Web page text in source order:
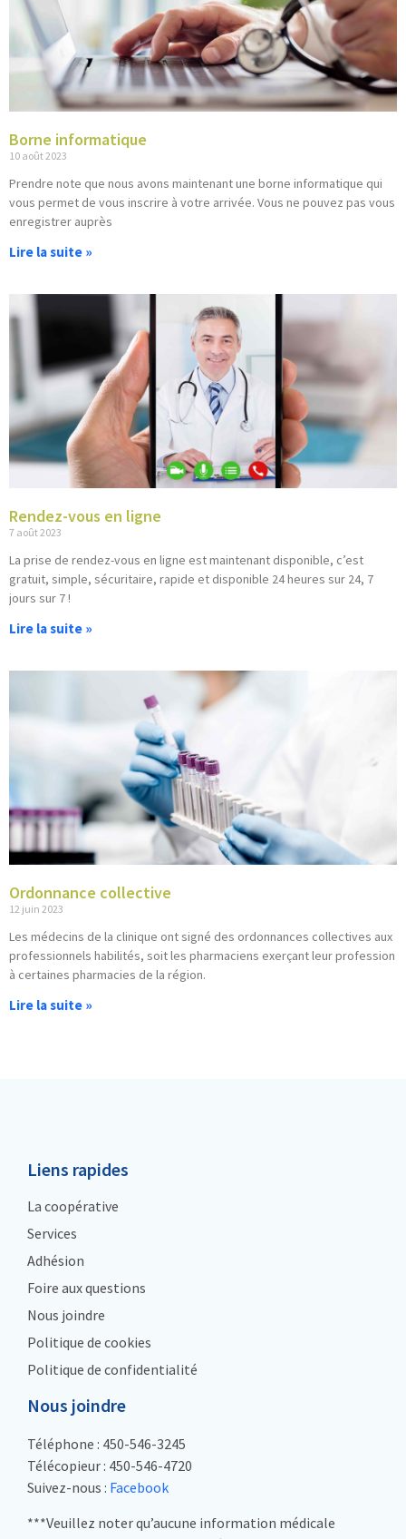
Borne informatique
10 août 2023
Prendre note que nous avons maintenant une borne informatique qui
vous permet de vous inscrire à votre arrivée. Vous ne pouvez pas vous
enregistrer auprès
Lire la suite »
Rendez-vous en ligne
7 août 2023
La prise de rendez-vous en ligne est maintenant disponible, c’est
gratuit, simple, sécuritaire, rapide et disponible 24 heures sur 24, 7
jours sur 7 !
Lire la suite »
Ordonnance collective
12 juin 2023
Les médecins de la clinique ont signé des ordonnances collectives aux
professionnels habilités, soit les pharmaciens exerçant leur profession
à certaines pharmacies de la région.
Lire la suite »
Liens rapides
La coopérative
Services
Adhésion
Foire aux questions
Nous joindre
Politique de cookies
Politique de confidentialité
Nous joindre
Téléphone : 450-546-3245
Télécopieur : 450-546-4720
Suivez-nous : Facebook
***Veuillez noter qu’aucune information médicale